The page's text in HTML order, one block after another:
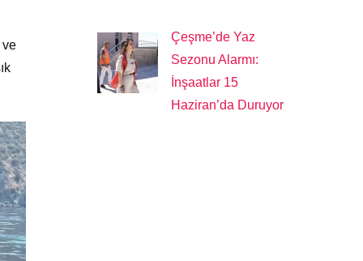
ve
Çeşme’de Yaz
Sezonu Alarmı:
İnşaatlar 15
Haziran’da Duruyor